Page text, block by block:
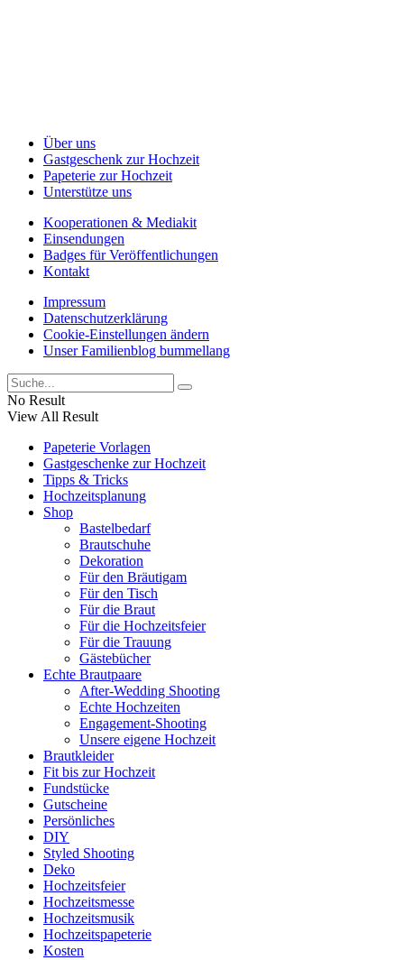
Über uns
Gastgeschenk zur Hochzeit
Papeterie zur Hochzeit
Unterstütze uns
Kooperationen & Mediakit
Einsendungen
Badges für Veröffentlichungen
Kontakt
Impressum
Datenschutzerklärung
Cookie-Einstellungen ändern
Unser Familienblog bummellang
No Result
View All Result
Papeterie Vorlagen
Gastgeschenke zur Hochzeit
Tipps & Tricks
Hochzeitsplanung
Shop
Bastelbedarf
Brautschuhe
Dekoration
Für den Bräutigam
Für den Tisch
Für die Braut
Für die Hochzeitsfeier
Für die Trauung
Gästebücher
Echte Brautpaare
After-Wedding Shooting
Echte Hochzeiten
Engagement-Shooting
Unsere eigene Hochzeit
Brautkleider
Fit bis zur Hochzeit
Fundstücke
Gutscheine
Persönliches
DIY
Styled Shooting
Deko
Hochzeitsfeier
Hochzeitsmesse
Hochzeitsmusik
Hochzeitspapeterie
Kosten